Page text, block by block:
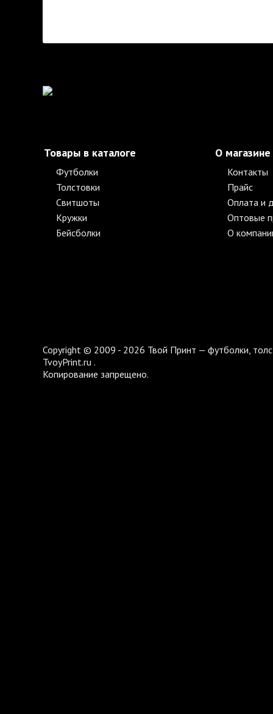
Товары в каталоге
Футболки
Толстовки
Свитшоты
Кружки
Бейсболки
О магазине
Контакты
Прайс
Оплата и
Оптовые
О
Copyright © 2009 - 2026 Твой Принт — футболки,
TvoyPrint.ru .
Копирование запрещено.